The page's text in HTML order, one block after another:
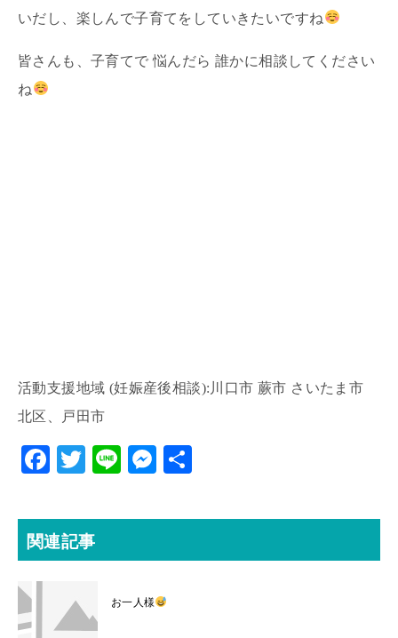
いだし、楽しんで子育てをしていきたいですね
皆さんも、子育てで 悩んだら 誰かに相談してください
ね
活動支援地域 (妊娠産後相談):川口市 蕨市 さいたま市
北区、戸田市
F
eb
o
T
itt
er
Li
M
se
r
関連記事
お一人様